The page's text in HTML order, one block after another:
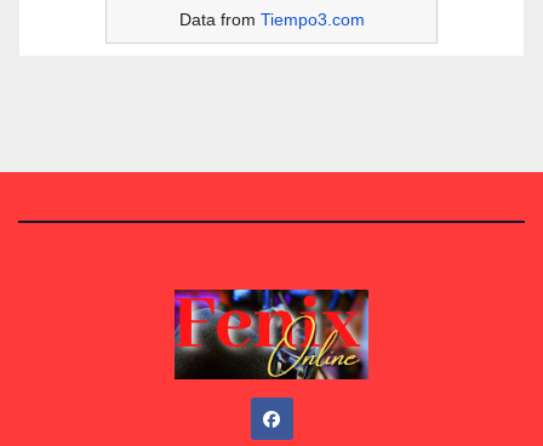
Data from Tiempo3.com